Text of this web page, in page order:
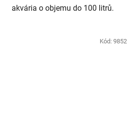
akvária o objemu do 100 litrů.
Kód: 9852